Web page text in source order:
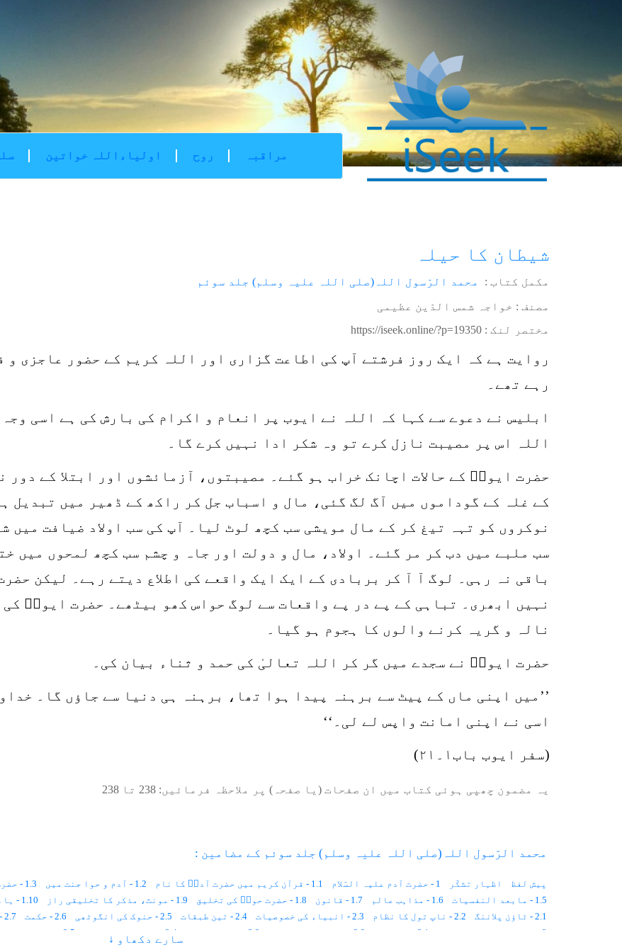
اولیاءاللہ خواتین روح مراقبہ
شیطان کا حیلہ
مکمل کتاب : محمد الرّسول اللہ(صلی اللہ علیہ وسلم) جلد سوئم
مصنف : خواجہ شمس الدّین عظیمی
مختصر لنک : https://iseek.online/?p=19350
روایت ہے کہ ایک روز فرشتے آپ کی اطاعت گزاری اور اللہ کریم کے حضور عاجزی و
رہے تھے۔
ابلیس نے دعوے سے کہا کہ اللہ نے ایوب پر انعام و اکرام کی بارش کی ہے اسی
اللہ اس پر مصیبت نازل کرے تو وہ شکر ادا نہیں کرے گا۔
حضرت ایوبؑ کے حالات اچانک خراب ہو گئے۔ مصیبتوں، آزمائشوں اور ابتلا کے
کے غلہ کے گوداموں میں آگ لگ گئی، مال و اسباب جل کر راکھ کے ڈھیر میں تبدیل
نوکروں کو تہہ تیغ کر کے مال مویشی سب کچھ لوٹ لیا۔ آپ کی سب اولاد ضیافت میں
سب ملبے میں دب کر مر گئے۔ اولاد، مال و دولت اور جاہ و چشم سب کچھ لمحوں میں
باقی نہ رہی۔ لوگ آ آ کر بربادی کے ایک ایک واقعے کی اطلاع دیتے رہے۔ لیکن
نہیں ابھری۔ تباہی کے پے در پے واقعات سے لوگ حواس کھو بیٹھے۔ حضرت ایوبؑ کی
نالہ و گریہ کرنے والوں کا ہجوم ہو گیا۔
حضرت ایوبؑ نے سجدے میں گر کر اللہ تعالیٰ کی حمد و ثناء بیان کی۔
’’میں اپنی ماں کے پیٹ سے برہنہ پیدا ہوا تھا، برہنہ ہی دنیا سے جاؤں گا۔
اسی نے اپنی امانت واپس لے لی۔‘‘
(سفر ایوب باب۱۔۲۱)
یہ مضمون چھپی ہوئی کتاب میں ان صفحات (یا صفحہ) پر ملاحظہ فرمائیں: 238 تا 238
محمد الرّسول اللہ(صلی اللہ علیہ وسلم) جلد سوئم کے مضامین :
پیش لفظ اظہار تشکّر 1 - حضرت آدم علیہ السّلام 1.1 - قرآن كريم ميں حضرت آدمؑ کا نام 1.2 - آدم و حوا جنت میں 1.3 - حضرت آدم ؑ کے قصے میں حکمت
1.5 - مابعد النفسیات
1.6 - مذاہب عالم 1.7 - قانون 1.8 - حضرت حواؑ کی تخلیق 1.9 - مونث، مذکر کا تخلیقی راز 1.10 - ہابیل و قابیل
2.1 - ٹاؤن پلاننگ
2.2 - ناپ تول کا نظام 2.3 - انبیاء کی خصوصیات 2.4 - تین طبقات 2.5 - حنوک کی انگوٹھی 2.6 - حکمت 2.7 - زمین ہماری ماں ہے
3 - حضرت نوح علیہ السلام
3.1 - پانچ بت 3.2 - نادار کمزور لوگ 3.3 - بے وفا بیوی 3.4 - ساڑھے نو سو سال 3.5 - نوح کی کشتی
3.13 - زرپرستی کا جال
سارے دکھاو ↓